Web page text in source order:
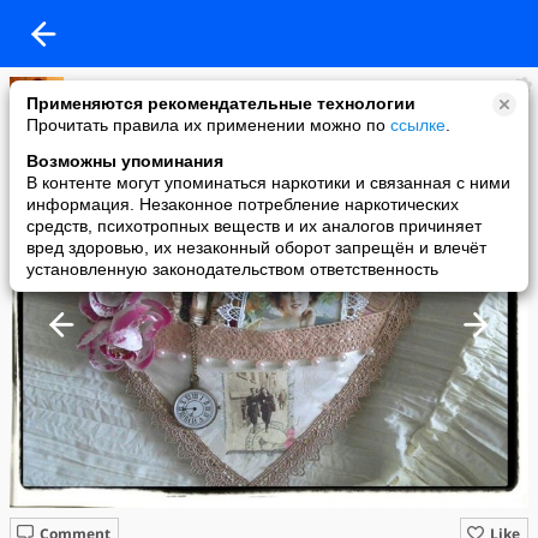
Применяются рекомендательные технологии
Прочитать правила их применении можно по ссылке
Возможны упоминания
В контенте могут упоминаться наркотики и связанная с ними
информация. Незаконное потребление наркотических
средств, психотропных веществ и их аналогов причиняет
вред здоровью, их незаконный оборот запрещён и влечёт
установленную законодательством ответственность
Евгения ломакина
added a photo
23 Sep в 12:03